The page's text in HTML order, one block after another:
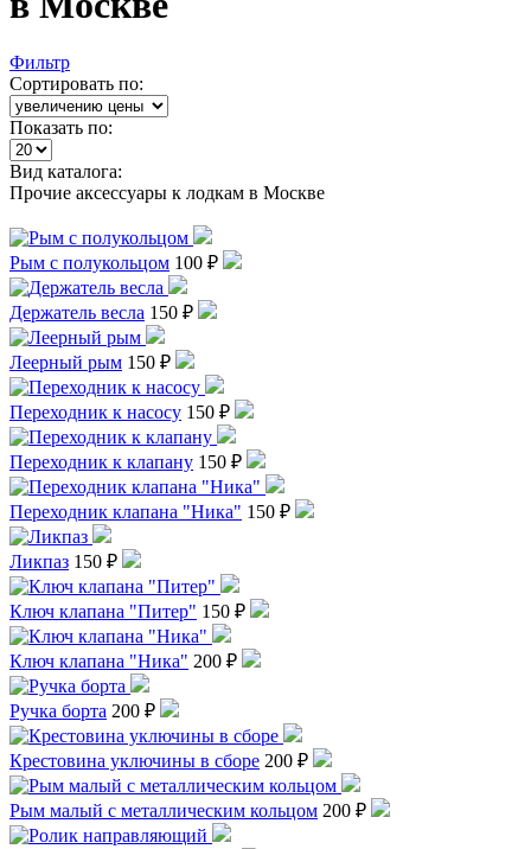
Фильтр
Сортировать по:
Показать по:
Вид каталога:
Прочие аксессуары к лодкам в Москве
Рым с полукольцом 100 ₽
Держатель весла 150 ₽
Леерный рым 150 ₽
Переходник к насосу 150 ₽
Переходник к клапану 150 ₽
Переходник клапана "Ника" 150 ₽
Ликпаз 150 ₽
Ключ клапана "Питер" 150 ₽
Ключ клапана "Ника" 200 ₽
Ручка борта 200 ₽
Крестовина уключины в сборе 200 ₽
Рым малый с металлическим кольцом 200 ₽